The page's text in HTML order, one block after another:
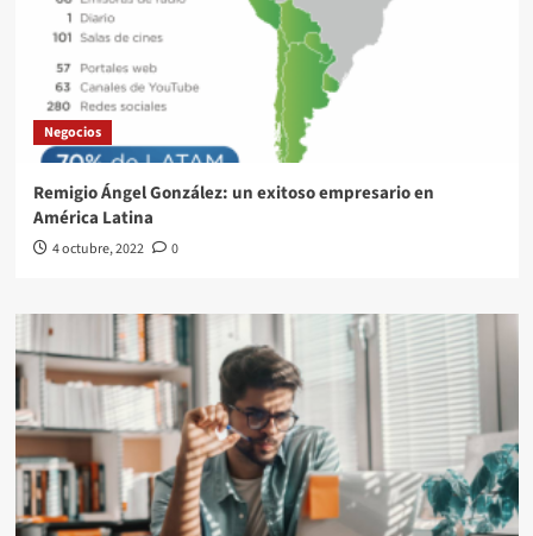
Negocios
Remigio Ángel González: un exitoso empresario en
América Latina
4 octubre, 2022 0